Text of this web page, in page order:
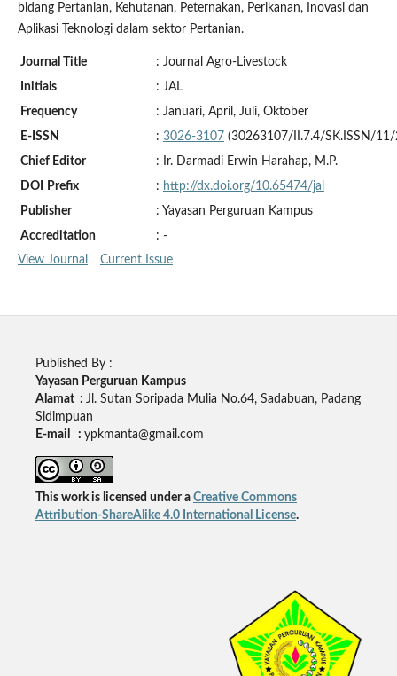
bidang Pertanian, Kehutanan, Peternakan, Perikanan, Inovasi dan
Aplikasi Teknologi dalam sektor Pertanian.
Journal Title
: Journal Agro-Livestock
Initials
: JAL
Frequency
: Januari, April, Juli, Oktober
E-ISSN
: 3026-3107(30263107/II.7.4/SK.ISSN/11/
Chief Editor
: Ir. Darmadi Erwin Harahap, M.P.
DOI
Prefix : http://dx.doi.org/10.65474/jal
Publisher
: Yayasan Perguruan Kampus
Accreditation
: -
View Journal
Current Issue
Published By :
Yayasan Perguruan Kampus
Alamat : Jl. Sutan Soripada Mulia No.64, Sadabuan, Padang
Sidimpuan
E-mail : ypkmanta@gmail.com
This work is licensed under a Creative Commons
Attribution-ShareAlike 4.0 International License.